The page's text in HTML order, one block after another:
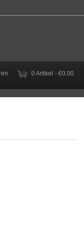
0 Artikel - €0.00